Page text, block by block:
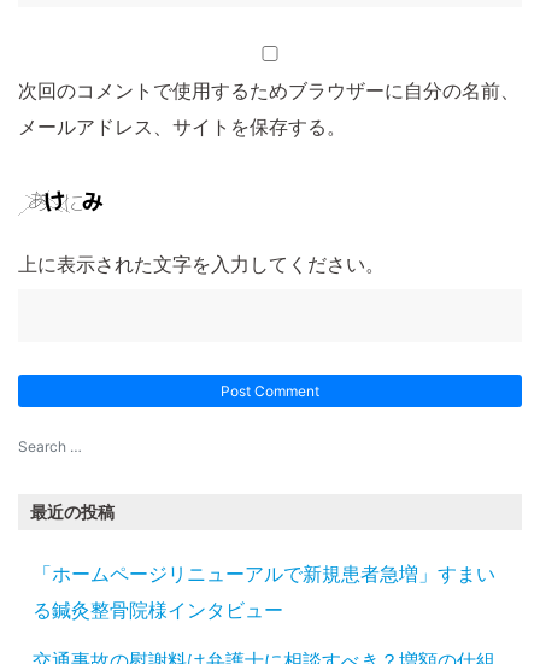
次回のコメントで使用するためブラウザーに自分の名前、
メールアドレス、サイトを保存する。
上に表示された文字を入力してください。
最近の投稿
「ホームページリニューアルで新規患者急増」すまい
る鍼灸整骨院様インタビュー